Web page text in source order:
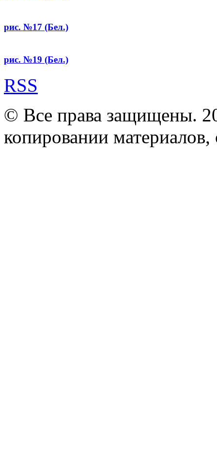
рис. №17 (Бел.)
рис. №19 (Бел.)
RSS
© Все права защищены.
копировании материалов,